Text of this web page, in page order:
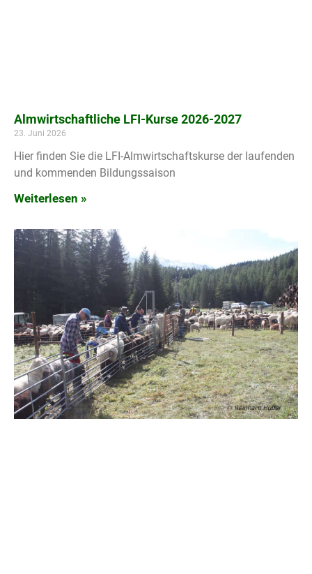
Almwirtschaftliche LFI-Kurse 2026-2027
23. Juni 2026
Hier finden Sie die LFI-Almwirtschaftskurse der laufenden
und kommenden Bildungssaison
Weiterlesen »